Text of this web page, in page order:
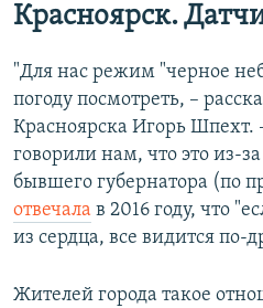
Красноярск.
"Для нас режим "черное
погоду посмотреть, –
Красноярска Игорь Шпехт.
говорили нам, что это из-
бывшего губернатора (по
отвечала в 2016 году, что
из сердца, все видится по-
Жителей города такое